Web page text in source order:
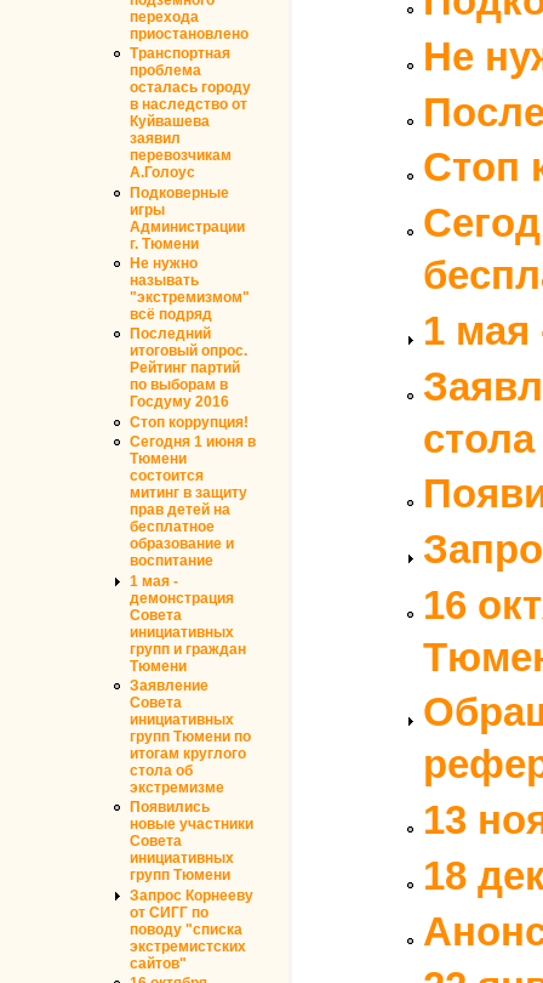
перехода
приостановлено
Транспортная
проблема
осталась городу
в наследство от
Куйвашева
заявил
перевозчикам
А.Голоус
Подковерные
игры
Администрации
г. Тюмени
Не нужно
называть
"экстремизмом"
всё подряд
Последний
итоговый опрос.
Рейтинг партий
по выборам в
Госдуму 2016
Стоп коррупция!
Сегодня 1 июня в
Тюмени
состоится
митинг в защиту
прав детей на
бесплатное
образование и
воспитание
1 мая -
демонстрация
Совета
инициативных
групп и граждан
Тюмени
Заявление
Совета
инициативных
групп Тюмени по
итогам круглого
стола об
экстремизме
Появились
новые участники
Совета
инициативных
групп Тюмени
Запрос Корнееву
от СИГГ по
поводу "списка
экстремистских
сайтов"
Не
Стоп
1 мая
16
13
18